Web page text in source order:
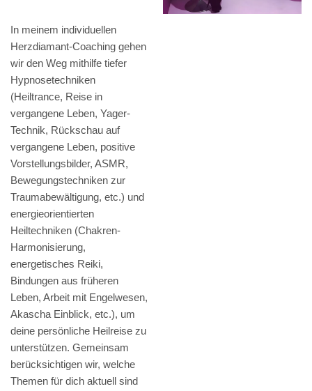
In meinem individuellen
Herzdiamant-Coaching gehen
wir den Weg mithilfe tiefer
Hypnosetechniken
(Heiltrance, Reise in
vergangene Leben, Yager-
Technik, Rückschau auf
vergangene Leben, positive
Vorstellungsbilder, ASMR,
Bewegungstechniken zur
Traumabewältigung, etc.) und
energieorientierten
Heiltechniken (Chakren-
Harmonisierung,
energetisches Reiki,
Bindungen aus früheren
Leben, Arbeit mit Engelwesen,
Akascha Einblick, etc.), um
deine persönliche Heilreise zu
unterstützen. Gemeinsam
berücksichtigen wir, welche
Themen für dich aktuell sind